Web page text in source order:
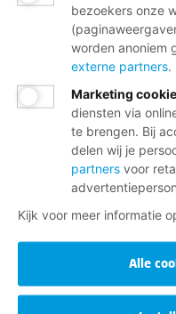
bezoekers onze
worden anoniem
externe partners.
Marketing
diensten via
te brengen. Bij
delen wij je
partners voor
Kijk voor meer informatie
Alle